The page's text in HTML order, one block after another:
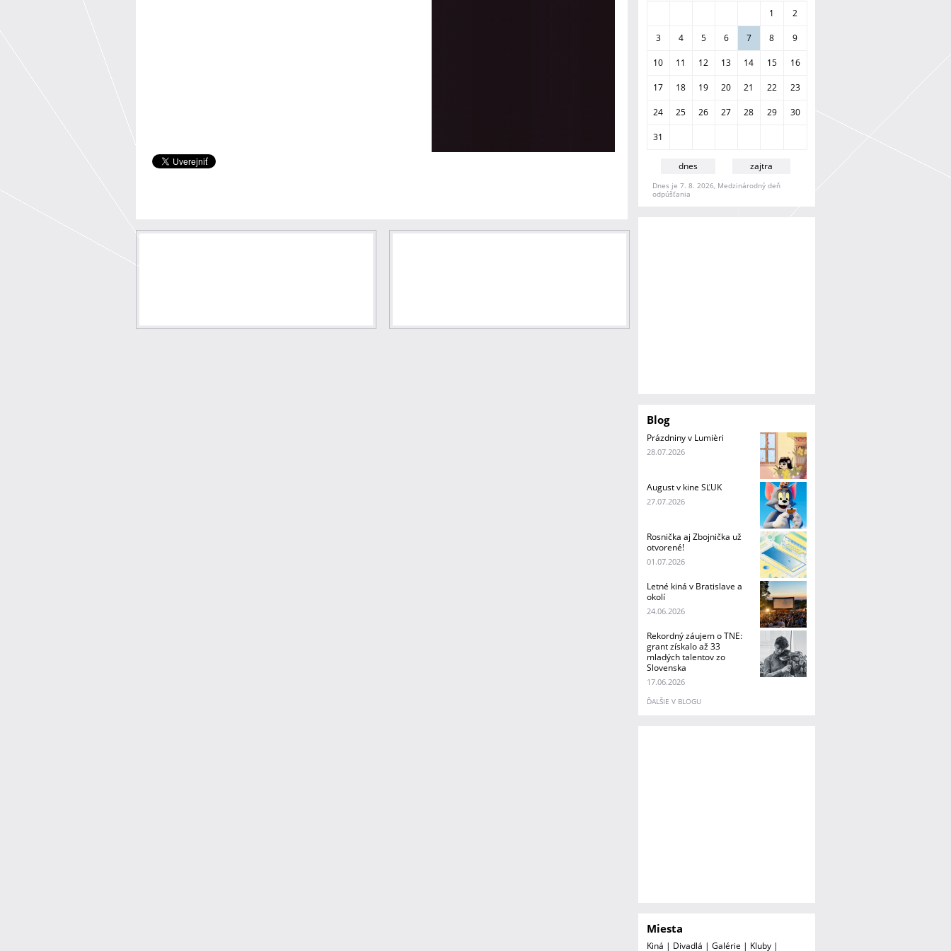
1 2
3 4 5 6 7 8 9
10 11 12 13 14 15 16
17 18 19 20 21 22 23
24 25 26 27 28 29 30
31
dnes zajtra
Dnes je 7. 8. 2026, Medzinárodný deň
odpúšťania
Blog
Prázdniny v Lumièri
28.07.2026
August v kine SĽUK
27.07.2026
Rosnička aj Zbojnička už
otvorené!
01.07.2026
Letné kiná v Bratislave a
okolí
24.06.2026
Rekordný záujem o TNE:
grant získalo až 33
mladých talentov zo
Slovenska
17.06.2026
ĎALŠIE V BLOGU
Miesta
Kiná | Divadlá | Galérie | Kluby |